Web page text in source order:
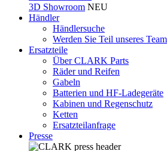
3D Showroom NEU
Händler
Händlersuche
Werden Sie Teil unseres
Ersatzteile
Über CLARK Parts
Räder und Reifen
Gabeln
Batterien und HF-Ladegeräte
Kabinen und Regenschutz
Ketten
Ersatzteilanfrage
Presse